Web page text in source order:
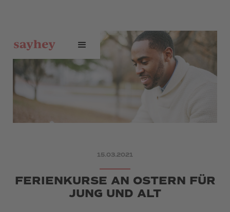
15.03.2021
FERIENKURSE AN OSTERN FÜR
JUNG UND ALT